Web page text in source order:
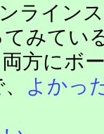
ライン
みてい
方にボ
よかっ